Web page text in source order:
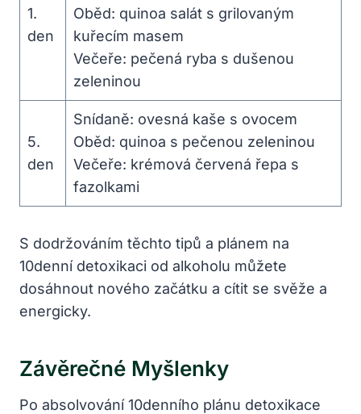
1.
den
Oběd: quinoa salát s grilovaným
kuřecím masem
Večeře: pečená ryba s dušenou
zeleninou
5.
den
Snídaně: ovesná kaše s ovocem
Oběd: quinoa s pečenou zeleninou
Večeře: krémová červená řepa s
fazolkami
S dodržováním těchto tipů a plánem na
10denní detoxikaci od alkoholu můžete
dosáhnout nového začátku a cítit se svěže a
energicky.
Závěrečné Myšlenky
Po absolvování 10denního plánu detoxikace